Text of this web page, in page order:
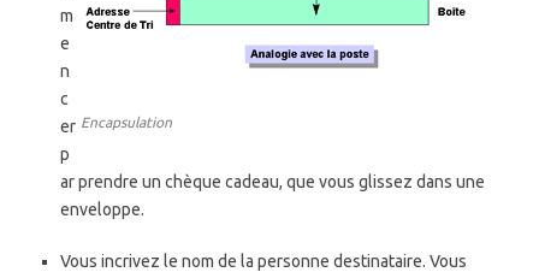
Encapsulation
m
e
n
c
er
p
ar prendre un chèque cadeau, que vous glissez dans une
enveloppe.
Vous incrivez le nom de la personne destinataire. Vous